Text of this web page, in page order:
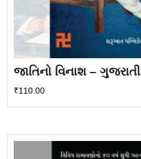
જાતિનો વિનાશ – ગુજરાતી
₹110.00